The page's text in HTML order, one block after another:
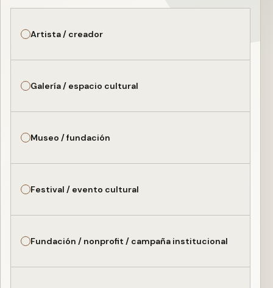
Artista / creador
Galería / espacio cultural
Museo / fundación
Festival / evento cultural
Fundación / nonprofit / campaña institucional